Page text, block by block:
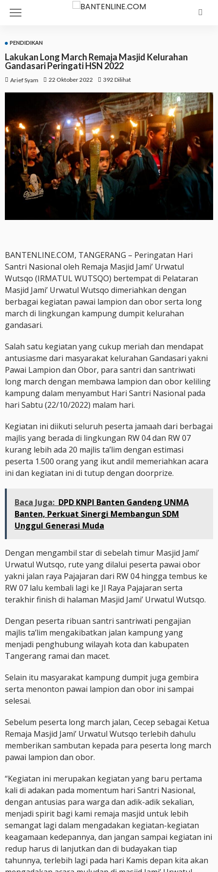
PENDIDIKAN
Lakukan Long March Remaja Masjid Kelurahan
Gandasari Peringati HSN 2022
Arief Syam 22 Oktober 2022 392 Dilihat
BANTENLINE.COM, TANGERANG – Peringatan Hari
Santri Nasional oleh Remaja Masjid Jami’ Urwatul
Wutsqo (IRMATUL WUTSQO) bertempat di Pelataran
Masjid Jami’ Urwatul Wutsqo dimeriahkan dengan
berbagai kegiatan pawai lampion dan obor serta long
march di lingkungan kampung dumpit kelurahan
gandasari.
Salah satu kegiatan yang cukup meriah dan mendapat
antusiasme dari masyarakat kelurahan Gandasari yakni
Pawai Lampion dan Obor, para santri dan santriwati
long march dengan membawa lampion dan obor keliling
kampung dalam menyambut Hari Santri Nasional pada
hari Sabtu (22/10/2022) malam hari.
Kegiatan ini diikuti seluruh peserta jamaah dari berbagai
majlis yang berada di lingkungan RW 04 dan RW 07
kurang lebih ada 20 majlis ta’lim dengan estimasi
peserta 1.500 orang yang ikut andil memeriahkan acara
ini dan kegiatan ini di tutup dengan doorprize.
Baca Juga: DPD KNPI Banten Gandeng UNMA
Banten, Perkuat Sinergi Membangun SDM
Unggul Generasi Muda
Dengan mengambil star di sebelah timur Masjid Jami’
Urwatul Wutsqo, rute yang dilalui peserta pawai obor
yakni jalan raya Pajajaran dari RW 04 hingga tembus ke
RW 07 lalu kembali lagi ke Jl Raya Pajajaran serta
terakhir finish di halaman Masjid Jami’ Urwatul Wutsqo.
Dengan peserta ribuan santri santriwati pengajian
majlis ta’lim mengakibatkan jalan kampung yang
menjadi penghubung wilayah kota dan kabupaten
Tangerang ramai dan macet.
Selain itu masyarakat kampung dumpit juga gembira
serta menonton pawai lampion dan obor ini sampai
selesai.
Sebelum peserta long march jalan, Cecep sebagai Ketua
Remaja Masjid Jami’ Urwatul Wutsqo terlebih dahulu
memberikan sambutan kepada para peserta long march
pawai lampion dan obor.
“Kegiatan ini merupakan kegiatan yang baru pertama
kali di adakan pada momentum hari Santri Nasional,
dengan antusias para warga dan adik-adik sekalian,
menjadi spirit bagi kami remaja masjid untuk lebih
semangat lagi dalam mengadakan kegiatan-kegiatan
keagamaan kedepannya, dan jangan sampai kegiatan ini
redup harus di lanjutkan dan di budayakan tiap
tahunnya, terlebih lagi pada hari Kamis depan kita akan